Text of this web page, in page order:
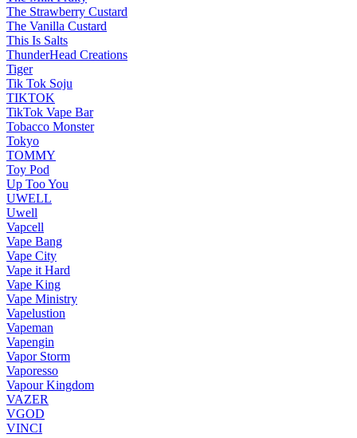
The Strawberry Custard
The Vanilla Custard
This Is Salts
ThunderHead Creations
Tiger
Tik Tok Soju
TIKTOK
TikTok Vape Bar
Tobacco Monster
Tokyo
TOMMY
Toy Pod
Up Too You
UWELL
Uwell
Vapcell
Vape Bang
Vape City
Vape it Hard
Vape King
Vape Ministry
Vapelustion
Vapeman
Vapengin
Vapor Storm
Vaporesso
Vapour Kingdom
VAZER
VGOD
VINCI